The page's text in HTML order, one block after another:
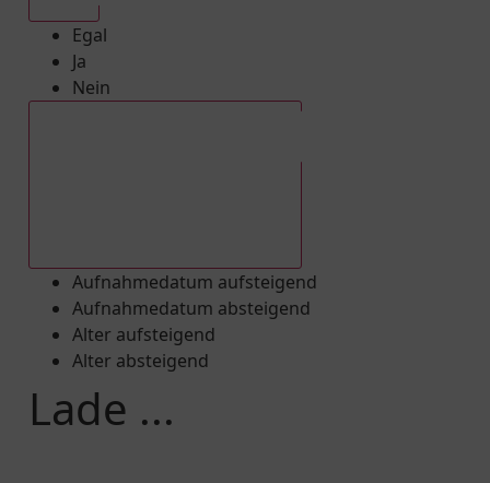
Egal
Ja
Nein
Aufnahmedatum aufsteigend
Aufnahmedatum absteigend
Alter aufsteigend
Alter absteigend
Lade ...